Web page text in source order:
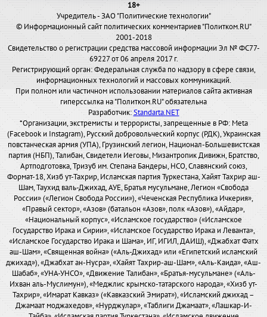
18+
Учредитель - ЗАО "Политические технологии"
© Информационный сайт политических комментариев "Политком.RU"
2001-2018
Свидетельство о регистрации средства массовой информации Эл № ФС77-
69227 от 06 апреля 2017 г.
Регистрирующий орган: Федеральная служба по надзору в сфере связи,
информационных технологий и массовых коммуникаций.
При полном или частичном использовании материалов сайта активная
гиперссылка на "Политком.RU" обязательна
Разработчик:Standarta.NET
*Организации, экстремисты и террористы, запрещенные в РФ: Meta
(Facebook и Instagram), Русский добровольческий корпус (РДК), Украинская
повстанческая армия (УПА), Грузинский легион, Национал-Большевистская
партия (НБП), Талибан, Свидетели Иеговы, Мизантропик Дивижн, Братство,
Артподготовка, Тризуб им. Степана Бандеры, НСО, Славянский союз,
Формат-18, Хизб ут-Тахрир, Исламская партия Туркестана, Хайят Тахрир аш-
Шам, Таухид валь-Джихад, АУЕ, Братья мусульмане, Легион «Свобода
России» («Легион Свобода России»), «Чеченская Республика Ичкерия»,
«Правый сектор», «Азов» (батальон «Азов», полк «Азов»), «Айдар»,
«Национальный корпус», «Исламское государство» («Исламское
Государство Ирака и Сирии», «Исламское Государство Ирака и Леванта»,
«Исламское Государство Ирака и Шама», ИГ, ИГИЛ, ДАИШ), «Джабхат Фатх
аш-Шам», «Священная война» («Аль-Джихад» или «Египетский исламский
джихад»), «Джабхат ан-Нусра», «Хайят Тахрир-аш-Шам», «Аль-Каида», «Аш-
Шабаб», «УНА-УНСО», «Движение Талибан», «Братья-мусульмане» («Аль-
Ихван аль-Муслимун»), «Меджлис крымско-татарского народа», «Хизб ут-
Тахрир», «Имарат Кавказ» («Кавказский Эмират»), «Исламский джихад –
Джамаат моджахедов», «Нурджулар», «Таблиги Джамаат», «Лашкар-И-